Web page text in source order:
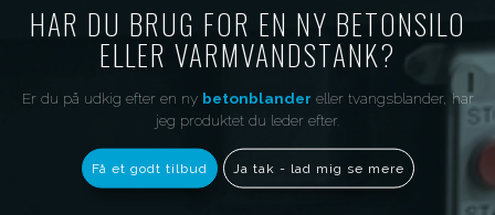
HAR DU BRUG ​FOR EN NY BETONSILO
ELLER VARMVANDSTANK?
Er du på udkig efter en ny betonblander eller tvangsblander, har
jeg produktet du leder efter.
Få et godt tilbud Ja tak - lad mig se mere